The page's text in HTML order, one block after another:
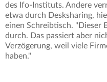
des Ifo-Instituts. Andere
etwa durch Desksharing,
einen Schreibtisch. "Dieser
durch. Das passiert aber
Verzögerung, weil viele
haben."